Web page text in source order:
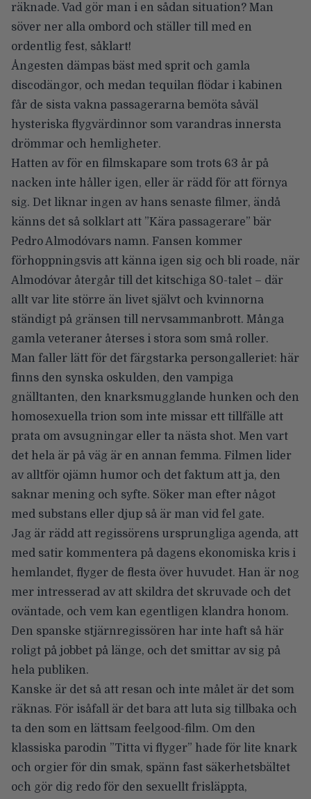
räknade. Vad gör man i en sådan situation? Man
söver ner alla ombord och ställer till med en
ordentlig fest, såklart!
Ångesten dämpas bäst med sprit och gamla
discodängor, och medan tequilan flödar i kabinen
får de sista vakna passagerarna bemöta såväl
hysteriska flygvärdinnor som varandras innersta
drömmar och hemligheter.
Hatten av för en filmskapare som trots 63 år på
nacken inte håller igen, eller är rädd för att förnya
sig. Det liknar ingen av hans senaste filmer, ändå
känns det så solklart att ”Kära passagerare” bär
Pedro Almodóvars namn. Fansen kommer
förhoppningsvis att känna igen sig och bli roade, när
Almodóvar återgår till det kitschiga 80-talet – där
allt var lite större än livet självt och kvinnorna
ständigt på gränsen till nervsammanbrott. Många
gamla veteraner återses i stora som små roller.
Man faller lätt för det färgstarka persongalleriet: här
finns den synska oskulden, den vampiga
gnälltanten, den knarksmugglande hunken och den
homosexuella trion som inte missar ett tillfälle att
prata om avsugningar eller ta nästa shot. Men vart
det hela är på väg är en annan femma. Filmen lider
av alltför ojämn humor och det faktum att ja, den
saknar mening och syfte. Söker man efter något
med substans eller djup så är man vid fel gate.
Jag är rädd att regissörens ursprungliga agenda, att
med satir kommentera på dagens ekonomiska kris i
hemlandet, flyger de flesta över huvudet. Han är nog
mer intresserad av att skildra det skruvade och det
oväntade, och vem kan egentligen klandra honom.
Den spanske stjärnregissören har inte haft så här
roligt på jobbet på länge, och det smittar av sig på
hela publiken.
Kanske är det så att resan och inte målet är det som
räknas. För isåfall är det bara att luta sig tillbaka och
ta den som en lättsam feelgood-film. Om den
klassiska parodin ”Titta vi flyger” hade för lite knark
och orgier för din smak, spänn fast säkerhetsbältet
och gör dig redo för den sexuellt frisläppta,